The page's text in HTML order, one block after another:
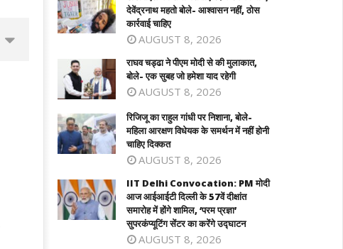
रिजिजू का राहुल गांधी पर निशाना, बोले- महिला
आरक्षण विधेयक के समर्थन में नहीं होनी चाहिए
IIT Delhi Convocation: PM मोदी
आईआईटी दिल्ली के 57वें दीक्षांत समारोह में होंगे
शामिल, 'परम प्रज्ञा' सुपरकंप्यूटिंग सेंटर का
देवेंद्रनाथ महतो बोले- आश्वासन नहीं, ठोस
कार्रवाई चाहिए
AUGUST 8, 2026
राघव चड्ढा ने पीएम मोदी से की मुलाकात,
बोले- एक सुबह जो हमेशा याद रहेगी
AUGUST 8, 2026
रिजिजू का राहुल गांधी पर निशाना, बोले-
महिला आरक्षण विधेयक के समर्थन में नहीं होनी
चाहिए दिक्कत
AUGUST 8, 2026
IIT Delhi Convocation: PM मोदी
आज आईआईटी दिल्ली के 57वें दीक्षांत
समारोह में होंगे शामिल, ‘परम प्रज्ञा’
सुपरकंप्यूटिंग सेंटर का करेंगे उद्घाटन
AUGUST 8, 2026